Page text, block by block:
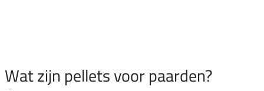
Wat zijn pellets voor paarden?